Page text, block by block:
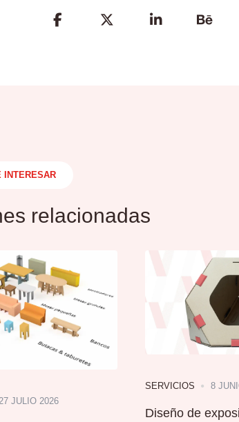
Share
INTERESAR
relacionadas
JULIO 2026
SERVICIOS 8
Diseño de